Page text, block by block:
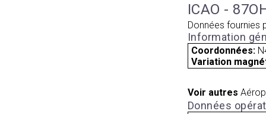
ICAO -
Données fournies
Information
Coordonnées:
Variation
Voir autres
Données